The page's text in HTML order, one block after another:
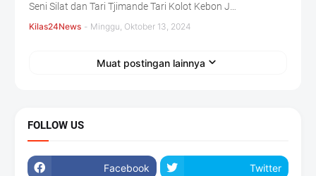
Seni Silat dan Tari Tjimande Tari Kolot Kebon J…
Kilas24News - Minggu, Oktober 13, 2024
Muat postingan lainnya
FOLLOW US
Facebook Twitter